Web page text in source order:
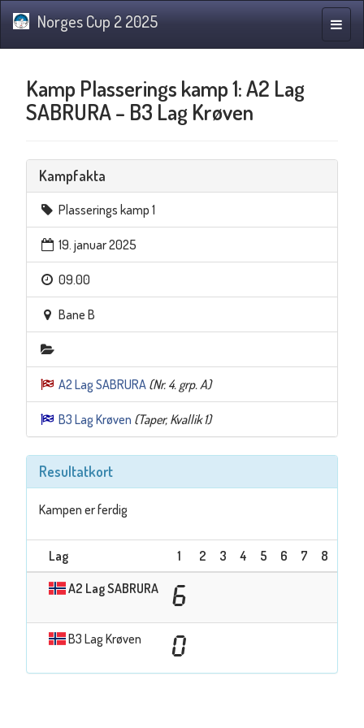
Norges Cup 2 2025
Kamp Plasserings kamp 1: A2 Lag
SABRURA – B3 Lag Krøven
Kampfakta
Plasserings kamp 1
19. januar 2025
09.00
Bane B
A2 Lag SABRURA (Nr. 4. grp. A)
B3 Lag Krøven (Taper, Kvallik 1)
Resultatkort
Kampen er ferdig
Lag 1 2 3 4 5 6 7 8
A2 Lag SABRURA
6
B3 Lag Krøven 0